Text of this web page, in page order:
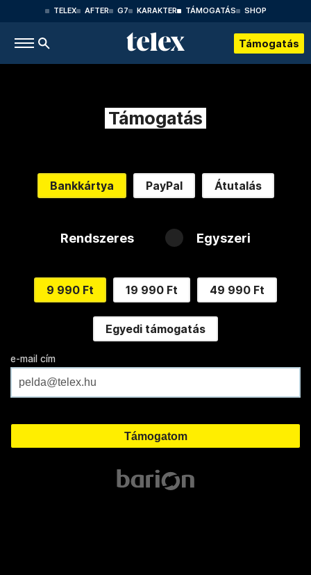
TELEX AFTER G7 KARAKTER TÁMOGATÁS SHOP
Támogatás
Támogatás
Bankkártya PayPal Átutalás
Rendszeres Egyszeri
9 990 Ft 19 990 Ft 49 990 Ft
Egyedi támogatás
e-mail cím